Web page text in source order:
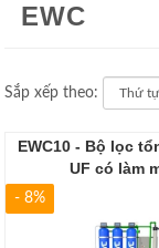
EWC
Sắp xếp theo:
EWC10 - Bộ lọc
UF có làm
- 8%